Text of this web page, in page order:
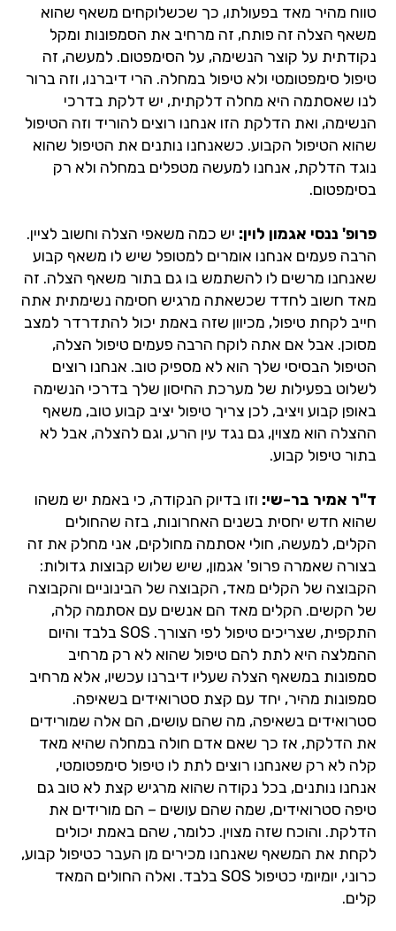
טווח מהיר מאד בפעולתו, כך שכשלוקחים משאף שהוא
משאף הצלה זה פותח, זה מרחיב את הסמפונות ומקל
נקודתית על קוצר הנשימה, על הסימפטום. למעשה, זה
טיפול סימפטומטי ולא טיפול במחלה. הרי דיברנו, וזה ברור
לנו שאסתמה היא מחלה דלקתית, יש דלקת בדרכי
הנשימה, ואת הדלקת הזו אנחנו רוצים להוריד וזה הטיפול
שהוא הטיפול הקבוע. כשאנחנו נותנים את הטיפול שהוא
נוגד הדלקת, אנחנו למעשה מטפלים במחלה ולא רק
בסימפטום.
פרופ' ננסי אגמון לוין: יש כמה משאפי הצלה וחשוב לציין.
הרבה פעמים אנחנו אומרים למטופל שיש לו משאף קבוע
שאנחנו מרשים לו להשתמש בו גם בתור משאף הצלה. זה
מאד חשוב לחדד שכשאתה מרגיש חסימה נשימתית אתה
חייב לקחת טיפול, מכיוון שזה באמת יכול להתדרדר למצב
מסוכן. אבל אם אתה לוקח הרבה פעמים טיפול הצלה,
הטיפול הבסיסי שלך הוא לא מספיק טוב. אנחנו רוצים
לשלוט בפעילות של מערכת החיסון שלך בדרכי הנשימה
באופן קבוע ויציב, לכן צריך טיפול יציב קבוע טוב, משאף
ההצלה הוא מצוין, גם נגד עין הרע, וגם להצלה, אבל לא
בתור טיפול קבוע.
ד"ר אמיר בר-שי: וזו בדיוק הנקודה, כי באמת יש משהו
שהוא חדש יחסית בשנים האחרונות, בזה שהחולים
הקלים, למעשה, חולי אסתמה מחולקים, אני מחלק את זה
בצורה שאמרה פרופ' אגמון, שיש שלוש קבוצות גדולות:
הקבוצה של הקלים מאד, הקבוצה של הבינוניים והקבוצה
של הקשים. הקלים מאד הם אנשים עם אסתמה קלה,
התקפית, שצריכים טיפול לפי הצורך. SOS בלבד והיום
ההמלצה היא לתת להם טיפול שהוא לא רק מרחיב
סמפונות במשאף הצלה שעליו דיברנו עכשיו, אלא מרחיב
סמפונות מהיר, יחד עם קצת סטרואידים בשאיפה.
סטרואידים בשאיפה, מה שהם עושים, הם אלה שמורידים
את הדלקת, אז כך שאם אדם חולה במחלה שהיא מאד
קלה לא רק שאנחנו רוצים לתת לו טיפול סימפטומטי,
אנחנו נותנים, בכל נקודה שהוא מרגיש קצת לא טוב גם
טיפה סטרואידים, שמה שהם עושים – הם מורידים את
הדלקת. והוכח שזה מצוין. כלומר, שהם באמת יכולים
לקחת את המשאף שאנחנו מכירים מן העבר כטיפול קבוע,
כרוני, יומיומי כטיפול SOS בלבד. ואלה החולים המאד
קלים.